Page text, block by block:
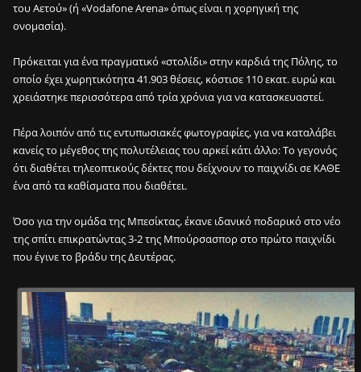
του Αετού» (ή «Vodafone Arena» όπως είναι η χορηγική της
ονομασία).
Πρόκειται για ένα πραγματικό «στολίδι» στην καρδιά της Πόλης, το
οποίο έχει χωρητικότητα 41.903 θέσεις, κόστισε 110 εκατ. ευρώ και
χρειάστηκε περισσότερα από τρία χρόνια για να κατασκευαστεί.
Πέρα λοιπόν από τις εντυπωσιακές φωτογραφίες, για να καταλάβει
κανείς το μέγεθος της πολυτέλειας του αρκεί κάτι άλλο: Το γεγονός
ότι διαθέτει τηλεοπτικούς δέκτες που δείχνουν το παιχνίδι σε ΚΑΘΕ
ένα από τα καθίσματα που διαθέτει.
Όσο για την ομάδα της Μπεσίκτας, έκανε ιδανικό ποδαρικό στο νέο
της σπίτι επικρατώντας 3-2 της Μπούρσασπορ στο πρώτο παιχνίδι
που έγινε το βράδυ της Δευτέρας.